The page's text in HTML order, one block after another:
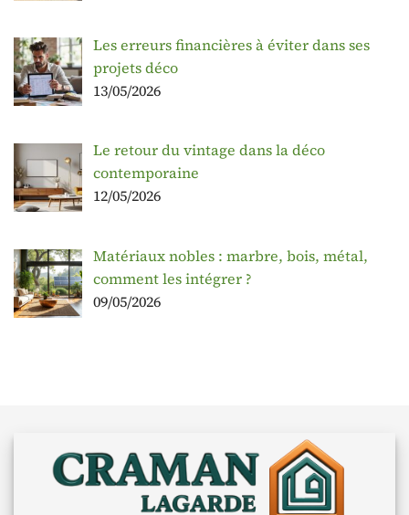
Les erreurs financières à éviter dans ses
projets déco
13/05/2026
Le retour du vintage dans la déco
contemporaine
12/05/2026
Matériaux nobles : marbre, bois, métal,
comment les intégrer ?
09/05/2026